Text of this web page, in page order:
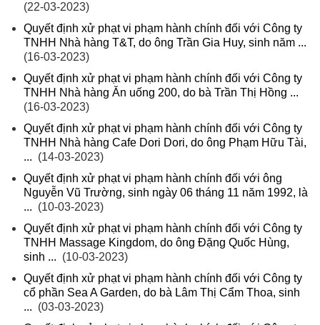
(22-03-2023)
Quyết định xử phạt vi phạm hành chính đối với Công ty
TNHH Nhà hàng T&T, do ông Trần Gia Huy, sinh năm ...
(16-03-2023)
Quyết định xử phạt vi phạm hành chính đối với Công ty
TNHH Nhà hàng Ăn uống 200, do bà Trần Thị Hồng ...
(16-03-2023)
Quyết định xử phạt vi phạm hành chính đối với Công ty
TNHH Nhà hàng Cafe Dori Dori, do ông Phạm Hữu Tài,
... (14-03-2023)
Quyết định xử phạt vi phạm hành chính đối với ông
Nguyễn Vũ Trường, sinh ngày 06 tháng 11 năm 1992, là
... (10-03-2023)
Quyết định xử phạt vi phạm hành chính đối với Công ty
TNHH Massage Kingdom, do ông Đặng Quốc Hùng,
sinh ... (10-03-2023)
Quyết định xử phạt vi phạm hành chính đối với Công ty
cổ phần Sea A Garden, do bà Lâm Thị Cẩm Thoa, sinh
... (03-03-2023)